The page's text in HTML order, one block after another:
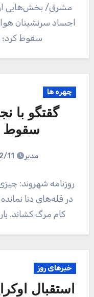
مشرق/ بخش‌هایی از
اجساد سرنشینان
سقوط کرد؛
چهره ها
گقتگو با
سقوط
مدیر 11
روزنامه شهروند:
در قله‌های دنا
کام مرگ کشاند.
خبرهای روز
استقبال